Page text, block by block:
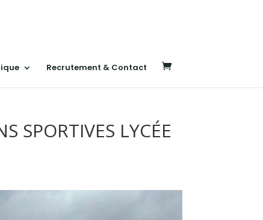
Recrutement & Contact
SPORTIVES LYCÉE